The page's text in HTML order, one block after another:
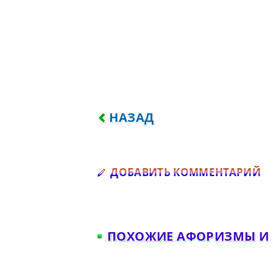
ПРЕДЫДУЩИЙ: НАЙДИ
НАЗАД
ДОБАВИТЬ КОММЕНТАРИЙ
ПОХОЖИЕ АФОРИЗМЫ И